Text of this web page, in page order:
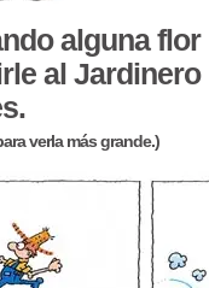
alguna flor
al Jardinero
verla más grande.)